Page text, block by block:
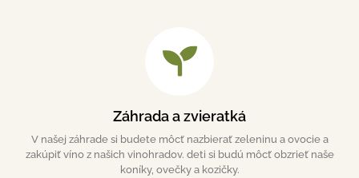
Záhrada a zvieratká
V našej záhrade si budete môcť nazbierať zeleninu a ovocie a
zakúpiť víno z našich vinohradov. deti si budú môcť obzrieť naše
koníky, ovečky a kozičky.